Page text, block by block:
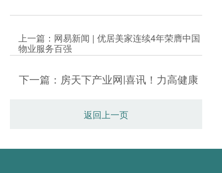
上一篇：网易新闻 | 优居美家连续4年荣膺中国
物业服务百强
下一篇：房天下产业网|喜讯！力高健康
生活荣获“中国物业服务优秀运营企业-
返回上一页